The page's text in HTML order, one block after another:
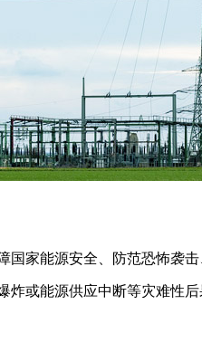
国家能源安全、防范恐怖袭
或能源供应中断等灾难性